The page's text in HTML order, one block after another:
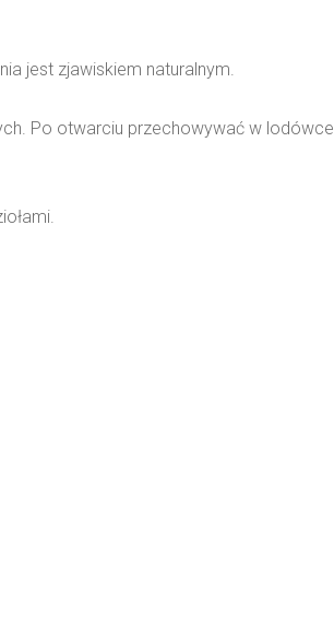
jest zjawiskiem naturalnym.
Po otwarciu przechowywać w lodówce